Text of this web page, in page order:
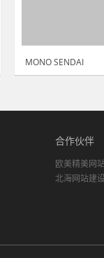
MONO SENDAI
合作伙伴
欧美精美网
北海网站建